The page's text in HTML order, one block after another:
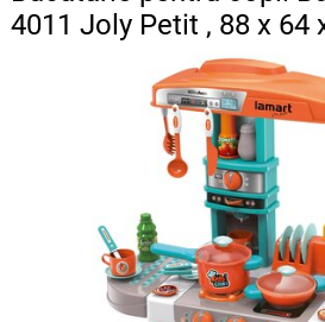
4011 Joly Petit , 88 x 64